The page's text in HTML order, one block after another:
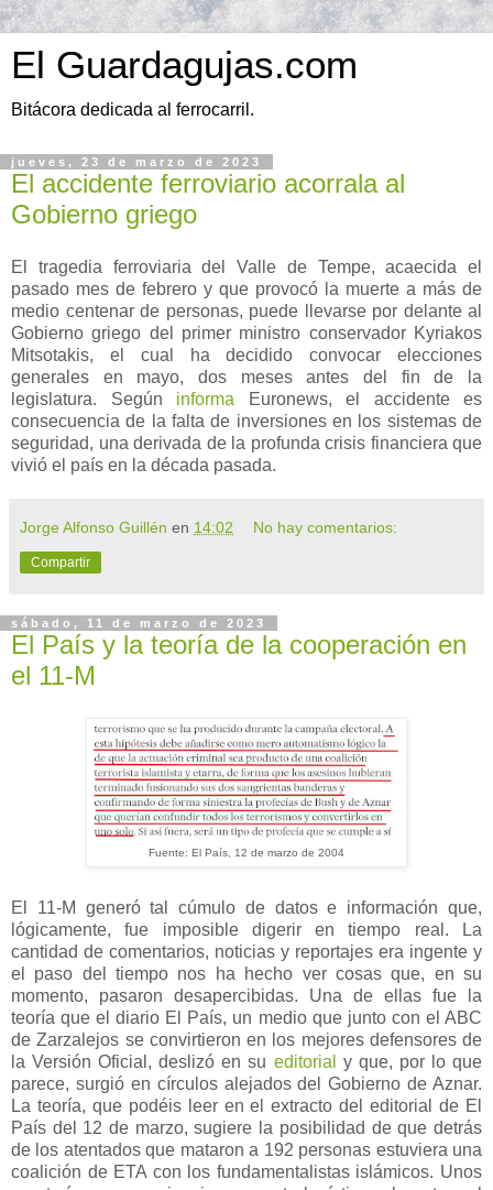
El Guardagujas.com
Bitácora dedicada al ferrocarril.
jueves, 23 de marzo de 2023
El accidente ferroviario acorrala al
Gobierno griego
El tragedia ferroviaria del Valle de Tempe, acaecida el
pasado mes de febrero y que provocó la muerte a más de
medio centenar de personas, puede llevarse por delante al
Gobierno griego del primer ministro conservador Kyriakos
Mitsotakis, el cual ha decidido convocar elecciones
generales en mayo, dos meses antes del fin de la
legislatura. Según informa Euronews, el accidente es
consecuencia de la falta de inversiones en los sistemas de
seguridad, una derivada de la profunda crisis financiera que
vivió el país en la década pasada.
Jorge Alfonso Guillén en 14:02 No hay comentarios:
Compartir
sábado, 11 de marzo de 2023
El País y la teoría de la cooperación en
el 11-M
Fuente: El País, 12 de marzo de 2004
El 11-M generó tal cúmulo de datos e información que,
lógicamente, fue imposible digerir en tiempo real. La
cantidad de comentarios, noticias y reportajes era ingente y
el paso del tiempo nos ha hecho ver cosas que, en su
momento, pasaron desapercibidas. Una de ellas fue la
teoría que el diario El País, un medio que junto con el ABC
de Zarzalejos se convirtieron en los mejores defensores de
la Versión Oficial, deslizó en su editorial y que, por lo que
parece, surgió en círculos alejados del Gobierno de Aznar.
La teoría, que podéis leer en el extracto del editorial de El
País del 12 de marzo, sugiere la posibilidad de que detrás
de los atentados que mataron a 192 personas estuviera una
coalición de ETA con los fundamentalistas islámicos. Unos